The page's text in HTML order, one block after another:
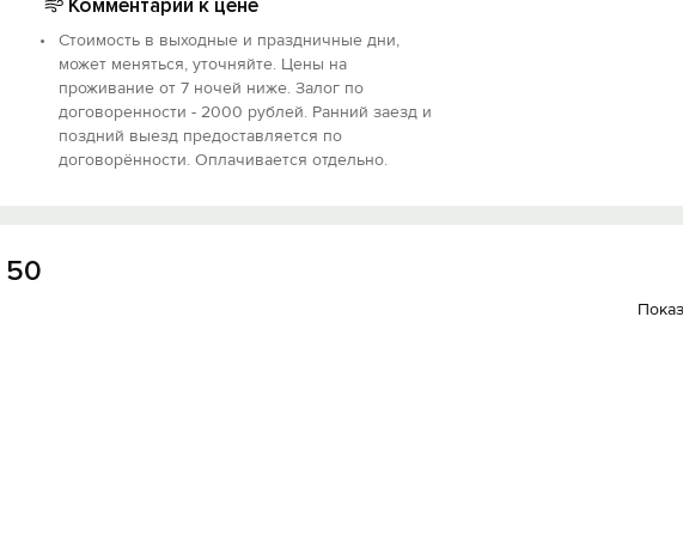
и громкого шума, особенно после 22:00.
возвращения оплаты.
коридоре. При обнаружении запаха дыма - штраф.
мебель и выбрасывать мусор из окон, ходить в обуви по
Стоимость в выходные и праздничные дни,
может меняться, уточняйте. Цены на
проживание от 7 ночей ниже. Залог по
договоренности - 2000 рублей. Ранний заезд и
поздний выезд предоставляется по
договорённости. Оплачивается отдельно.
50